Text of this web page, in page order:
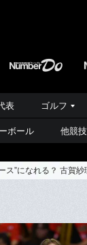
表 ゴルフ
ボール 他競技
”になれる？ 古賀